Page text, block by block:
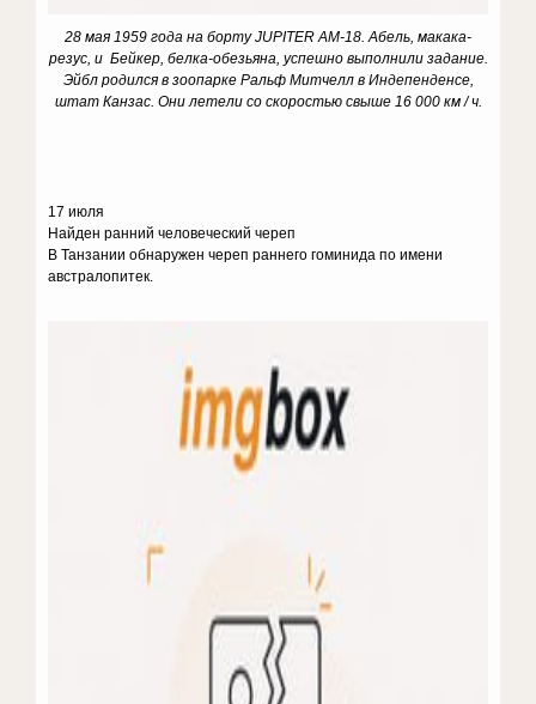
28 мая 1959 года на борту JUPITER AM-18. Абель, макака-
резус, и Бейкер, белка-обезьяна, успешно выполнили задание.
Эйбл родился в зоопарке Ральф Митчелл в Индепенденсе,
штат Канзас. Они летели со скоростью свыше 16 000 км / ч.
17 июля
Найден ранний человеческий череп
В Танзании обнаружен череп раннего гоминида по имени
австралопитек.